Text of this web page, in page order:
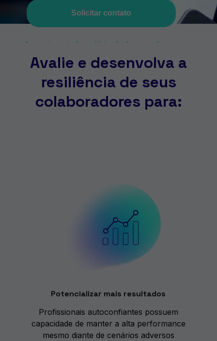
Solicitar contato
Ao enviar este formulário, declaro que li e
Avalie e desenvolva a
resiliência de seus
colaboradores para:
Potencializar mais resultados
Profissionais autoconfiantes possuem
capacidade de manter a alta performance
mesmo diante de cenários adversos